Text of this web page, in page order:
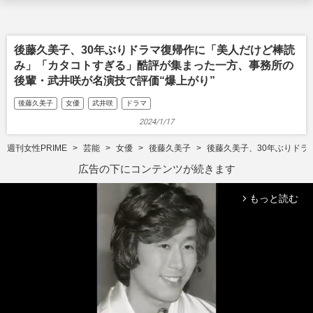
後藤久美子、30年ぶりドラマ復帰作に「美人だけど棒読
み」「カタコトすぎる」酷評が集まった一方、事務所の
後輩・武井咲が名演技で評価“爆上がり”
後藤久美子 女優 武井咲 ドラマ
2024/1/17
週刊女性PRIME 芸能 女優 後藤久美子 後藤久美子、30年ぶりドラ
広告の下にコンテンツが続きます
arrow_forward_ios もっと読む